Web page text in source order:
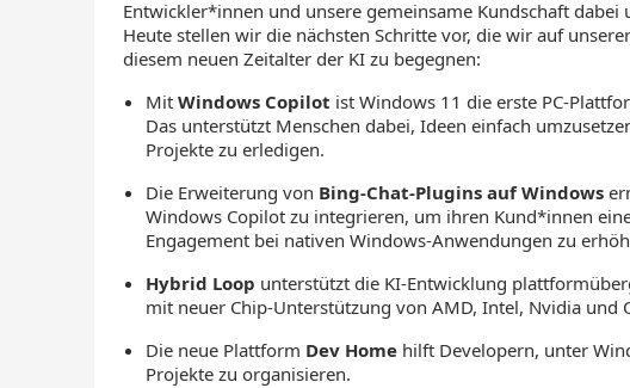
Entwickler*innen und unsere gemeinsame Kundschaft
Heute stellen wir die nächsten Schritte vor, die wir auf
diesem neuen Zeitalter der KI zu begegnen:
MitWindows Copilot ist Windows 11 die erste PC-
Das unterstützt Menschen dabei, Ideen einfach
Projekte zu erledigen.
Die Erweiterung von Bing-Chat-Plugins auf Windows
Windows Copilot zu integrieren, um ihren Kund*innen
Engagement bei nativen Windows-Anwendungen zu
Hybrid Loop unterstützt die KI-Entwicklung
mit neuer Chip-Unterstützung von AMD, Intel, Nvidia und
Die neue Plattform Dev Home hilft Developern, unter
Projekte zu organisieren.